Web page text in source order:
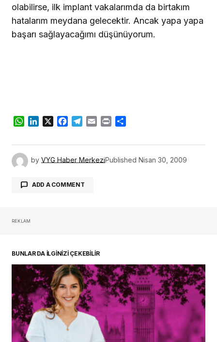
olabilirse, ilk implant vakalarımda da birtakım
hatalarım meydana gelecektir. Ancak yapa yapa
başarı sağlayacağımı düşünüyorum.
WhatsApp
LinkedIn
X Facebook
Telegram
Email Print
by VYG Haber MerkeziPublished Nisan 30, 2009
ADD A COMMENT
REKLAM
BUNLAR DA İLGİNİZİ ÇEKEBİLİR